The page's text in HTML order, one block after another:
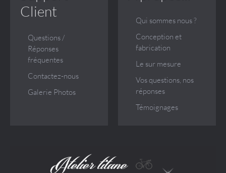
Client
Questions /
Réponses
fréquentes
Contactez-nous
Galerie Photos
Qui sommes nous ?
Conception et
fabrication
Le sur mesure
Vos questions, nos
réponses
Témoignages